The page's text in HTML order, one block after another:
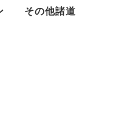
ン その他諸道